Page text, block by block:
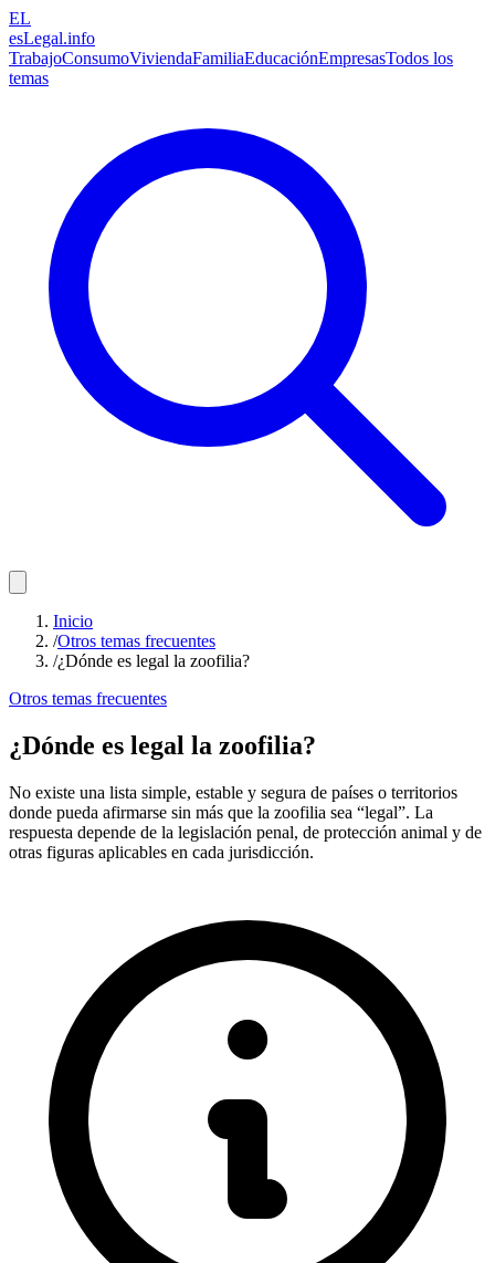
EL
esLegal.info
TrabajoConsumoViviendaFamiliaEducaciónEmpresasTodos los
temas
Inicio
/Otros temas frecuentes
/¿Dónde es legal la zoofilia?
Otros temas frecuentes
¿Dónde es legal la zoofilia?
No existe una lista simple, estable y segura de países o territorios
donde pueda afirmarse sin más que la zoofilia sea “legal”. La
respuesta depende de la legislación penal, de protección animal y de
otras figuras aplicables en cada jurisdicción.